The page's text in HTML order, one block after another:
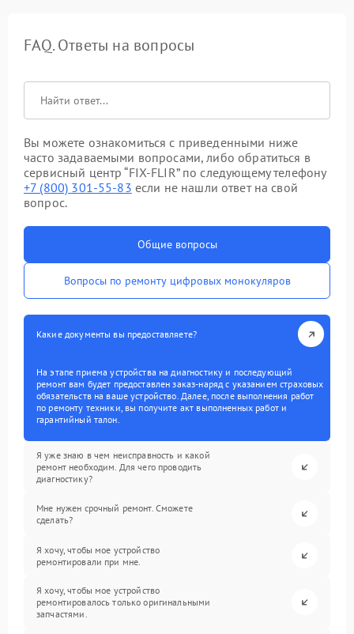
FAQ. Ответы на вопросы
Вы можете ознакомиться с приведенными ниже
часто задаваемыми вопросами, либо обратиться в
сервисный центр “FIX-FLIR” по следующему телефону
+7 (800) 301-55-83 если не нашли ответ на свой
вопрос.
Общие вопросы
Вопросы по ремонту цифровых монокуляров
Какие документы вы предоставляете?
На этапе приема устройства на диагностику и последующий
ремонт вам будет предоставлен заказ-наряд с указанием страховых
обязательств на ваше устройство. Далее, после выполнения работ
по ремонту техники, вы получите акт выполненных работ и
гарантийный талон.
Я уже знаю в чем неисправность и какой
ремонт необходим. Для чего проводить
диагностику?
Мне нужен срочный ремонт. Сможете
сделать?
Я хочу, чтобы мое устройство
ремонтировали при мне.
Я хочу, чтобы мое устройство
ремонтировалось только оригинальными
запчастями.